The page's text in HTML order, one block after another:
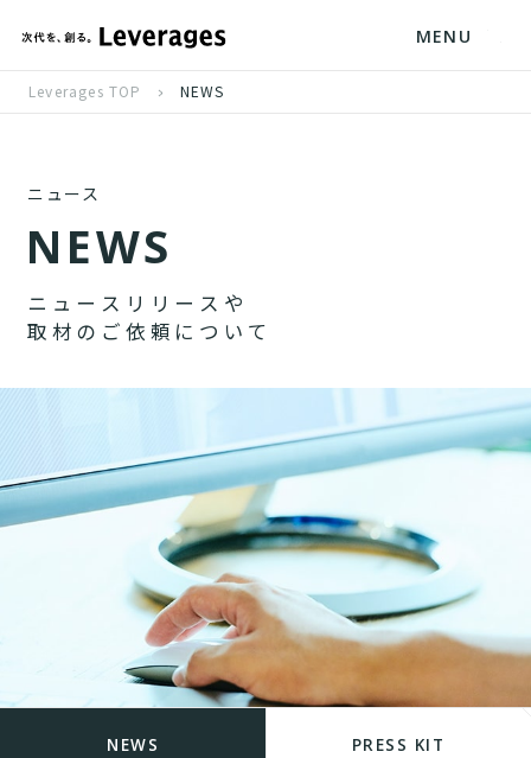
MENU
Leverages TOP NEWS
ニュース
NEWS
ニ ュ ー ス リ リ ー ス や
取 材 の ご 依 頼 に つ い て
NEWS PRESS KIT